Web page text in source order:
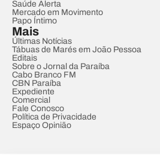
Saúde Alerta
Mercado em Movimento
Papo Íntimo
Mais
Últimas Notícias
Tábuas de Marés em João Pessoa
Editais
Sobre o Jornal da Paraíba
Cabo Branco FM
CBN Paraíba
Expediente
Comercial
Fale Conosco
Política de Privacidade
Espaço Opinião